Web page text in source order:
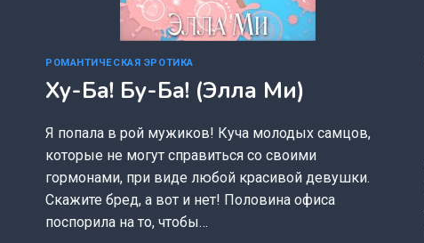
РОМАНТИЧЕСКАЯ ЭРОТИКА
Ху-Ба! Бу-Ба! (Элла Ми)
Я попала в рой мужиков! Куча молодых самцов,
которые не могут справиться со своими
гормонами, при виде любой красивой девушки.
Скажите бред, а вот и нет! Половина офиса
поспорила на то, чтобы…